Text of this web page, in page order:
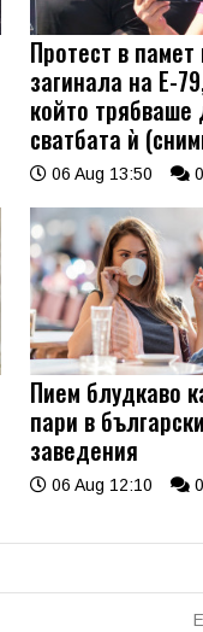
Протест в
загинала на Е-
който трябваше
сватбата ѝ
06 Aug 13:50 0
Пием блудкаво
пари в
заведения
06 Aug 12:10 0